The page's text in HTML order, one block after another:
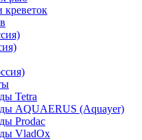
креветок
Tetra
AQUAERUS (Aquayer)
Prodac
VladOx